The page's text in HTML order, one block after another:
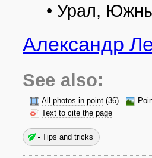
• Урал,
Александр
See also:
All photos in point (36)
Text to cite the page
Tips and tricks